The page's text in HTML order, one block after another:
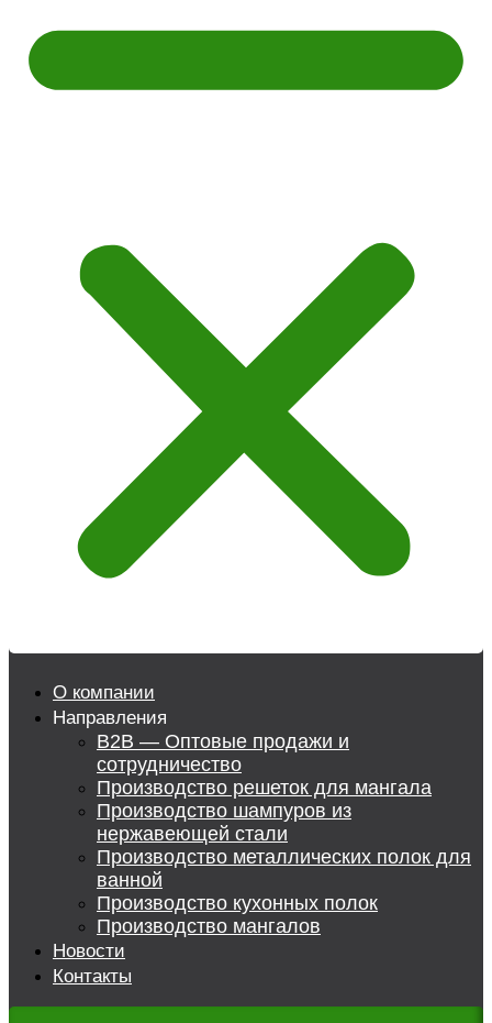
О компании
Направления
B2B — Оптовые продажи и
сотрудничество
Производство решеток для мангала
Производство шампуров из
нержавеющей стали
Производство металлических полок для
ванной
Производство кухонных полок
Производство мангалов
Новости
Контакты